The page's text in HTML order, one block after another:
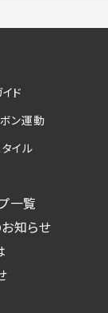
ド
ン運動
イル
一覧
知らせ